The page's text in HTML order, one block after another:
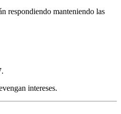
respondiendo manteniendo las
intereses.